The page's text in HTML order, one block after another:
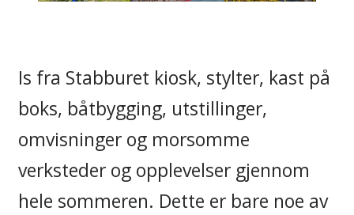
Is fra Stabburet kiosk, stylter, kast på
boks, båtbygging, utstillinger,
omvisninger og morsomme
verksteder og opplevelser gjennom
hele sommeren. Dette er bare noe av